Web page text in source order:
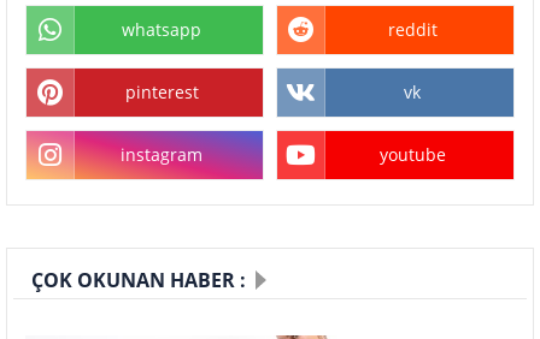
whatsapp reddit
pinterest vk
instagram youtube
ÇOK OKUNAN HABER :